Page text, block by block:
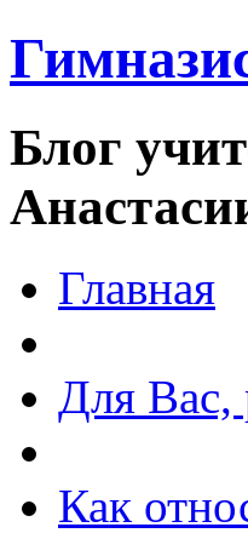
Блог
Главная
Для Вас,
Как